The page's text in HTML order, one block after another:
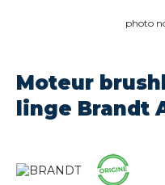
photo
Moteur
linge Brandt